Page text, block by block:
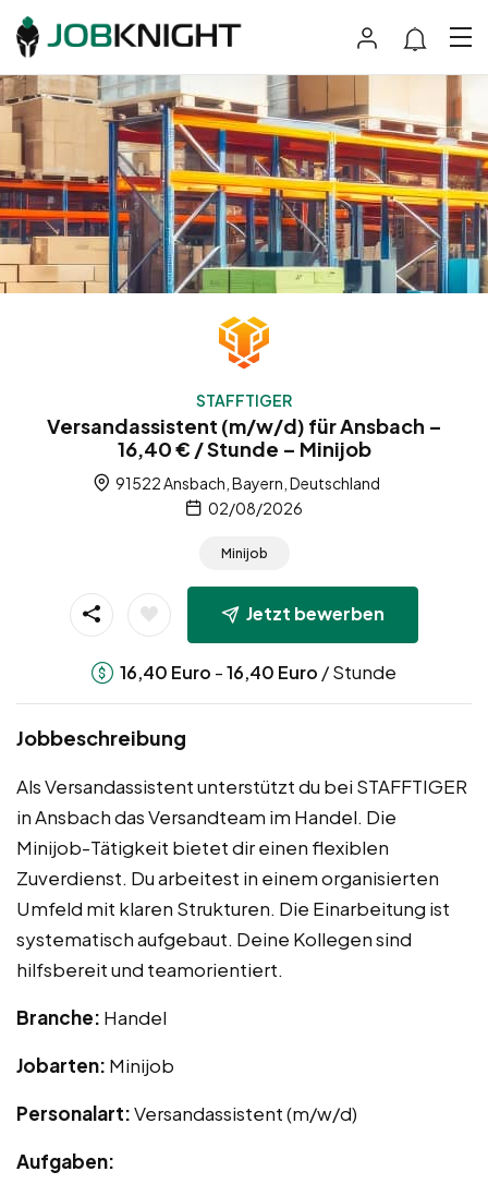
STAFFTIGER
Versandassistent (m/w/d) für Ansbach –
16,40 € / Stunde – Minijob
91522 Ansbach, Bayern, Deutschland
02/08/2026
Minijob
Jetzt bewerben
16,40 Euro -16,40 Euro / Stunde
Jobbeschreibung
Als Versandassistent unterstützt du bei STAFFTIGER
in Ansbach das Versandteam im Handel. Die
Minijob-Tätigkeit bietet dir einen flexiblen
Zuverdienst. Du arbeitest in einem organisierten
Umfeld mit klaren Strukturen. Die Einarbeitung ist
systematisch aufgebaut. Deine Kollegen sind
hilfsbereit und teamorientiert.
Branche: Handel
Jobarten: Minijob
Personalart:Versandassistent (m/w/d)
Aufgaben: